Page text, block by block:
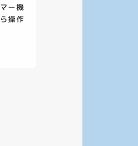
ー機
操作